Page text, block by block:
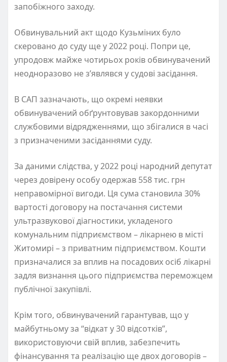
запобіжного заходу.
Обвинувальний акт щодо Кузьміних було
скеровано до суду ще у 2022 році. Попри це,
упродовж майже чотирьох років обвинувачений
неодноразово не з’являвся у судові засідання.
В САП зазначають, що окремі неявки
обвинувачений обґрунтовував закордонними
службовими відрядженнями, що збігалися в часі
з призначеними засіданнями суду.
За даними слідства, у 2022 році народний депутат
через довірену особу одержав 558 тис. грн
неправомірної вигоди. Ця сума становила 30%
вартості договору на постачання системи
ультразвукової діагностики, укладеного
комунальним підприємством – лікарнею в місті
Житомирі – з приватним підприємством. Кошти
призначалися за вплив на посадових осіб лікарні
задля визнання цього підприємства переможцем
публічної закупівлі.
Крім того, обвинувачений гарантував, що у
майбутньому за “відкат у 30 відсотків”,
використовуючи свій вплив, забезпечить
фінансування та реалізацію ще двох договорів –